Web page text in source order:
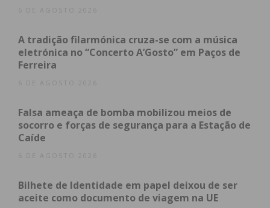
6 DE AGOSTO 2026
A tradição filarmónica cruza-se com a música
eletrónica no “Concerto A’Gosto” em Paços de
Ferreira
6 DE AGOSTO 2026
Falsa ameaça de bomba mobilizou meios de
socorro e forças de segurança para a Estação de
Caíde
6 DE AGOSTO 2026
Bilhete de Identidade em papel deixou de ser
aceite como documento de viagem na UE